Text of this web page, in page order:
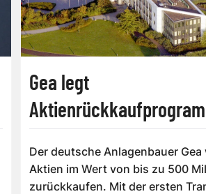
Gea legt
Der deutsche Anlagenbauer Gea
Aktien im Wert von bis zu 500
zurückkaufen. Mit der ersten